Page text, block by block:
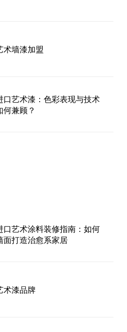
术墙漆加盟
口艺术漆：色彩表现与技术
何兼顾？
口艺术涂料装修指南：如何
面打造治愈系家居
术漆品牌